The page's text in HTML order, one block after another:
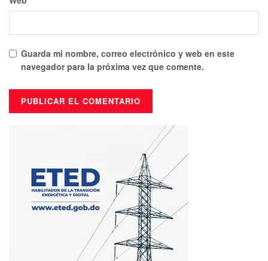
Guarda mi nombre, correo electrónico y web en este
navegador para la próxima vez que comente.